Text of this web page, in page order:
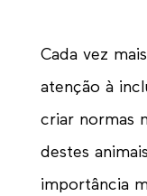
Cada vez
atenção à
criar normas
destes
importância